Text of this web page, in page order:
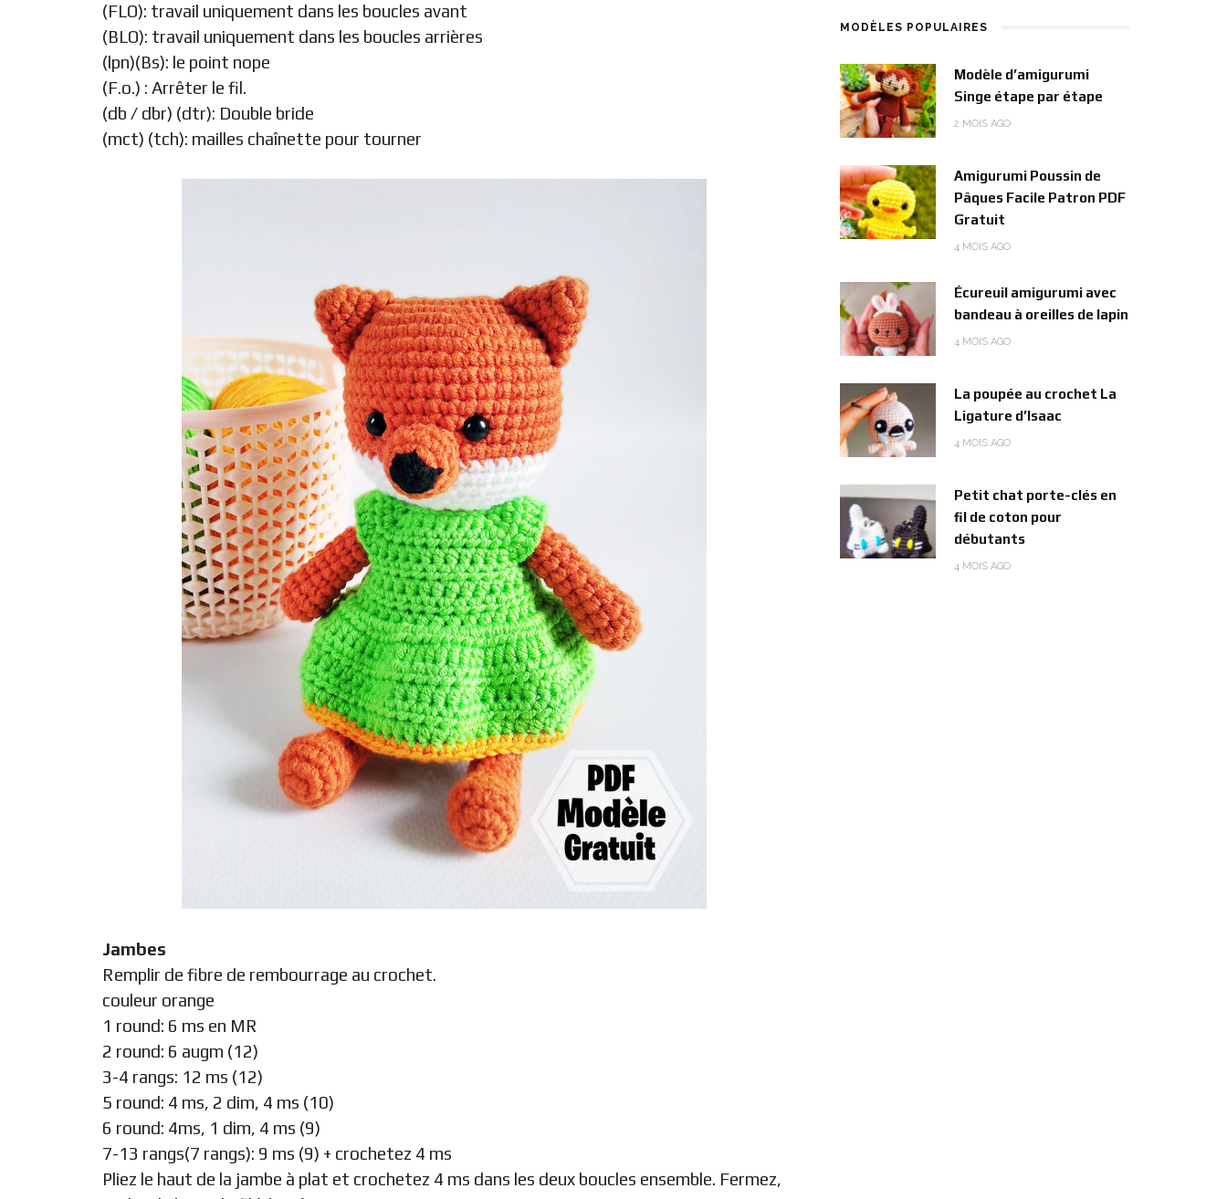
(FLO): travail uniquement dans les boucles avant
(BLO): travail uniquement dans les boucles arrières
(lpn)(Bs): le point nope
(F.o.) : Arrêter le fil.
(db / dbr) (dtr): Double bride
(mct) (tch): mailles chaînette pour tourner
Jambes
Remplir de fibre de rembourrage au crochet.
couleur orange
1 round: 6 ms en MR
2 round: 6 augm (12)
3-4 rangs: 12 ms (12)
5 round: 4 ms, 2 dim, 4 ms (10)
6 round: 4ms, 1 dim, 4 ms (9)
7-13 rangs(7 rangs): 9 ms (9) + crochetez 4 ms
Pliez le haut de la jambe à plat et crochetez 4 ms dans les deux boucles ensemble. Fermez,
MODÈLES POPULAIRES
Modèle d’amigurumi
Singe étape par étape
2 MOIS AGO
Amigurumi Poussin de
Pâques Facile Patron PDF
Gratuit
4 MOIS AGO
Écureuil amigurumi avec
bandeau à oreilles de lapin
4 MOIS AGO
La poupée au crochet La
Ligature d’Isaac
4 MOIS AGO
Petit chat porte-clés en
fil de coton pour
débutants
4 MOIS AGO